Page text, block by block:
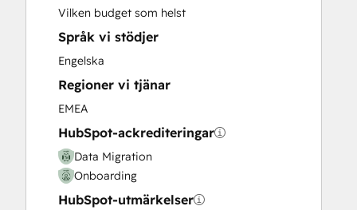
Service Hub Enterprise Onboarding
Service Hub Professional Onboarding
Website Design
Website Development
Vilken budget som helst
Språk vi stödjer
Engelska
Regioner vi tjänar
EMEA
HubSpot-ackrediteringar
Data Migration
Onboarding
HubSpot-utmärkelser